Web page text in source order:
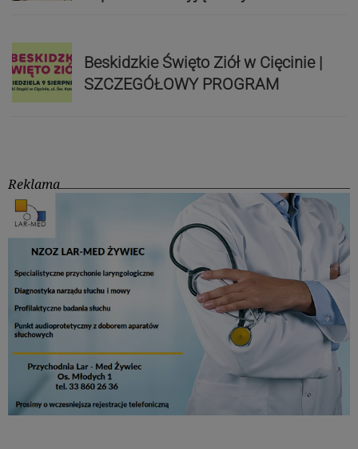
Beskidzkie Święto Ziół w Cięcinie |
SZCZEGÓŁOWY PROGRAM
Reklama